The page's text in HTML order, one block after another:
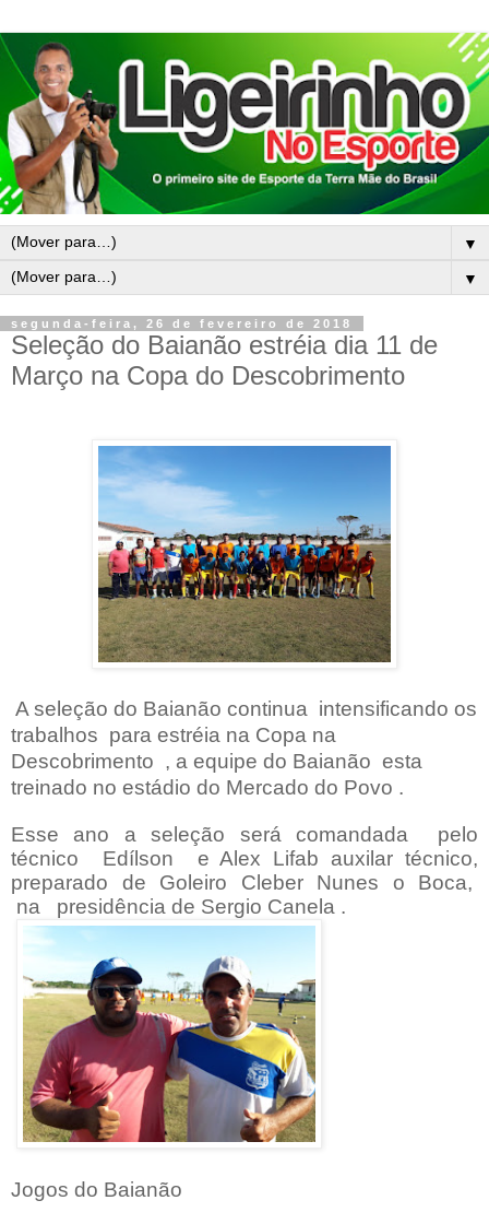
▼
▼
segunda-feira, 26 de fevereiro de 2018
Seleção do Baianão estréia dia 11 de
Março na Copa do Descobrimento
A seleção do Baianão continua intensificando os
trabalhos para estréia na Copa na
Descobrimento , a equipe do Baianão esta
treinado no estádio do Mercado do Povo .
Esse ano a seleção será comandada pelo
técnico Edílson e Alex Lifab auxilar técnico,
preparado de Goleiro Cleber Nunes o Boca,
na presidência de Sergio Canela .
Jogos do Baianão